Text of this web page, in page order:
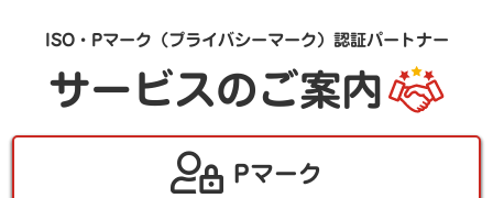
ISO・Pマーク（プライバシーマーク）認証パートナー
サービスのご案内
Pマーク